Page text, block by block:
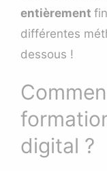
entièrement
différentes
dessous !
digital ?